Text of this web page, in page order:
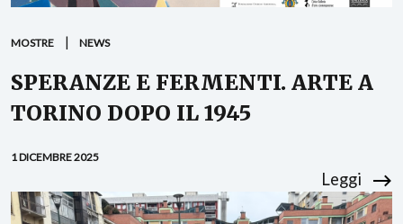
MOSTRE NEWS
SPERANZE E FERMENTI. ARTE A
TORINO DOPO IL 1945
1 DICEMBRE 2025
Leggi